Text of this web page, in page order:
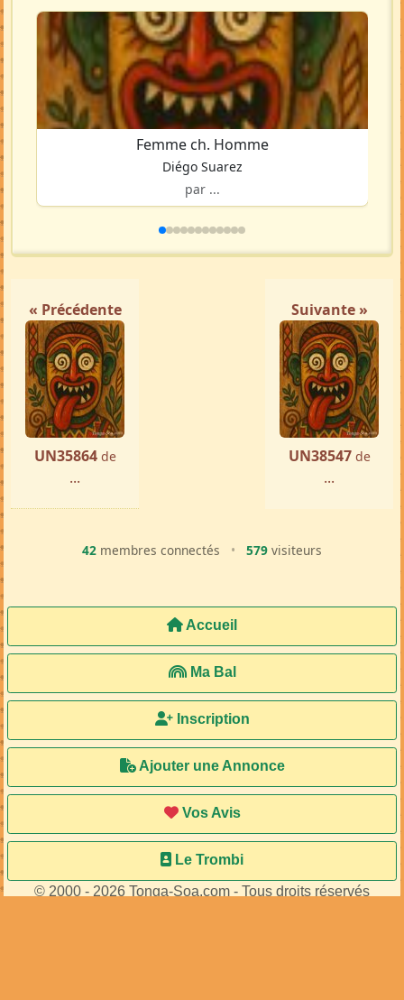
Femme ch. Homme
Diégo Suarez
par ...
« Précédente
UN35864 de
...
Suivante »
UN38547 de
...
42 membres connectés • 579 visiteurs
Accueil
Ma Bal
Inscription
Ajouter une Annonce
Vos Avis
Le Trombi
© 2000 - 2026 Tonga-Soa.com - Tous droits réservés